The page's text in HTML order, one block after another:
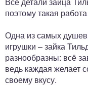
поэтому такая
Одна из самых
игрушки – зайка
разнообразны: всё
ведь каждая желает
своему вкусу.